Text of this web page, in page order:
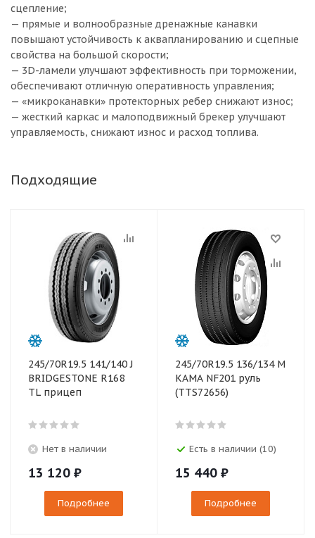
сцепление;
— прямые и волнообразные дренажные канавки
повышают устойчивость к аквапланированию и сцепные
свойства на большой скорости;
— 3D-ламели улучшают эффективность при торможении,
обеспечивают отличную оперативность управления;
— «микроканавки» протекторных ребер снижают износ;
— жесткий каркас и малоподвижный брекер улучшают
управляемость, снижают износ и расход топлива.
Подходящие
245/70R19.5 141/140 J
BRIDGESTONE R168
TL прицеп
Нет в наличии
13 120 ₽
Подробнее
245/70R19.5 136/134 M
КАМА NF201 руль
(TTS72656)
Есть в наличии (10)
15 440 ₽
Подробнее